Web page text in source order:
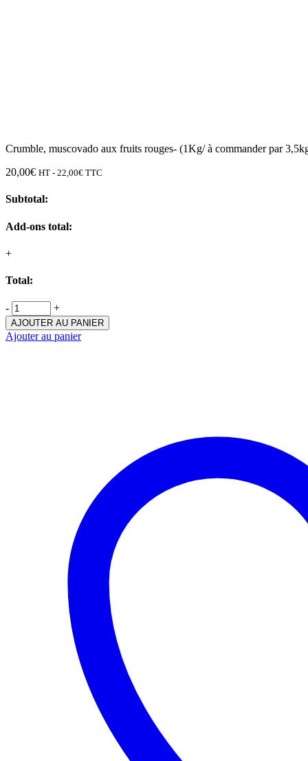
Crumble, muscovado aux fruits rouges- (1Kg/ à commander par
20,00€ HT - 22,00€ TTC
Subtotal:
Add-ons total:
+
Total:
- +
AJOUTER AU PANIER
Ajouter au panier